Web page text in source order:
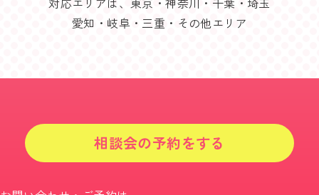
愛知・岐阜・三重・その他エリア
相談会の予約をする